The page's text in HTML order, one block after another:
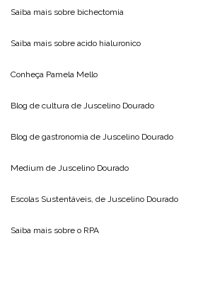
Saiba mais sobre bichectomia
Saiba mais sobre acido hialuronico
Conheça Pamela Mello
Blog de cultura de Juscelino Dourado
Blog de gastronomia de Juscelino Dourado
Medium de Juscelino Dourado
Escolas Sustentáveis, de Juscelino Dourado
Saiba mais sobre o RPA